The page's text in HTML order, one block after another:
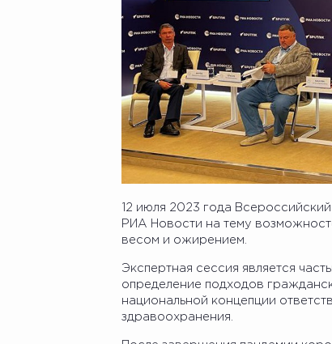
12 июля 2023 года
РИА Новости на тему
весом и ожирением.
Экспертная сессия является
определение подходов
национальной концепции
здравоохранения.